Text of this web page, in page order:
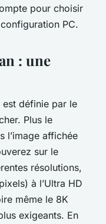
pour choisir
PC.
: une
définie par le
Plus le
l’image affichée
sur le
résolutions,
à l’Ultra HD
même le 8K
exigeants. En